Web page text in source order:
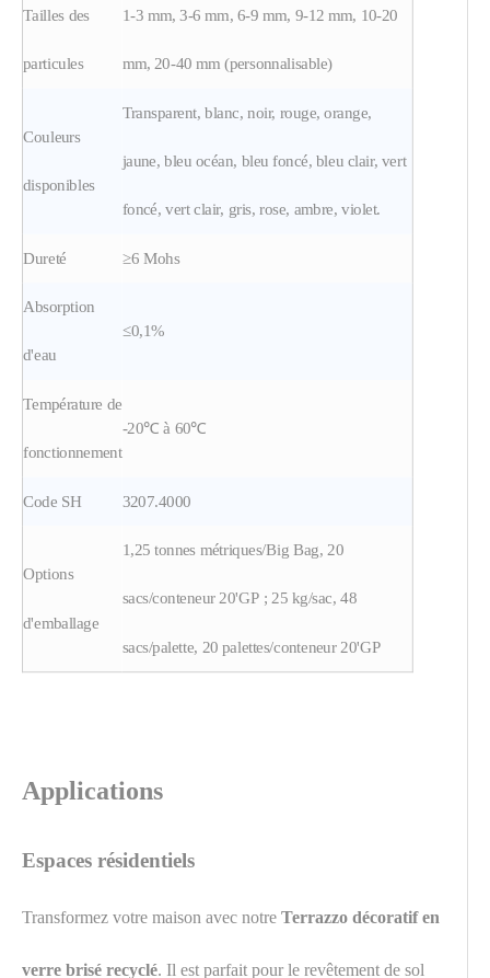
Tailles des
particules
1-3 mm, 3-6 mm, 6-9 mm, 9-12 mm, 10-20
mm, 20-40 mm (personnalisable)
Couleurs
disponibles
Transparent, blanc, noir, rouge, orange,
jaune, bleu océan, bleu foncé, bleu clair, vert
foncé, vert clair, gris, rose, ambre, violet.
Dureté ≥6 Mohs
Absorption
d'eau
≤0,1%
Température de
fonctionnement
-20℃ à 60℃
Code SH 3207.4000
Options
d'emballage
1,25 tonnes métriques/Big Bag, 20
sacs/conteneur 20'GP ; 25 kg/sac, 48
sacs/palette, 20 palettes/conteneur 20'GP
Applications
Espaces résidentiels
Transformez votre maison avec notre Terrazzo décoratif en
verre brisé recyclé. Il est parfait pour le revêtement de sol